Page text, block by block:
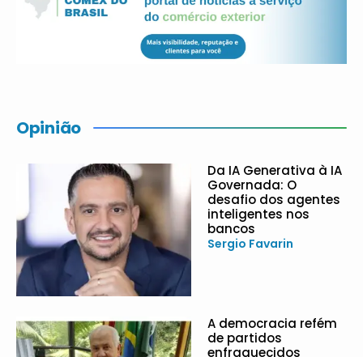
Opinião
Da IA Generativa à IA
Governada: O
desafio dos agentes
inteligentes nos
bancos
Sergio Favarin
A democracia refém
de partidos
enfraquecidos